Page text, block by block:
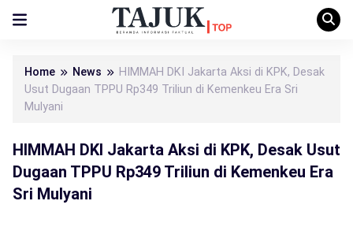
Home News
HIMMAH DKI Jakarta Aksi di KPK, Desak
Usut Dugaan TPPU Rp349 Triliun di Kemenkeu Era Sri
Mulyani
HIMMAH DKI Jakarta Aksi di KPK, Desak Usut
Dugaan TPPU Rp349 Triliun di Kemenkeu Era
Sri Mulyani